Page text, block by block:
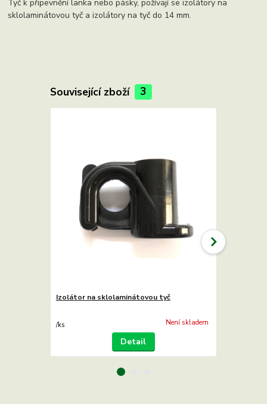
Tyč k připevnění lanka nebo pásky, požívají se izolátory na
sklolaminátovou tyč a izolátory na tyč do 14 mm.
Související zboží 3
Izolátor na sklolaminátovou tyč
/ks Není skladem
Detail